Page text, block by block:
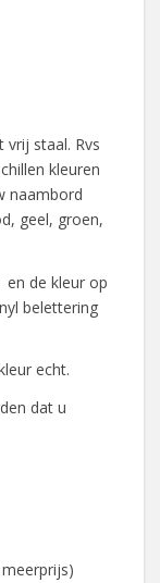
staal. Rvs
kleuren
naambord
geel, groen,
de kleur op
belettering
echt.
dat u